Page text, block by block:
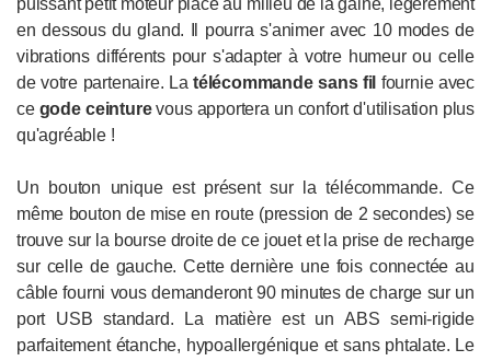
puissant petit moteur placé au milieu de la gaine, légèrement
en dessous du gland. Il pourra s'animer avec 10 modes de
vibrations différents pour s'adapter à votre humeur ou celle
de votre partenaire. La télécommandesans fil fournie avec
ce gode ceinturevous apportera un confort d'utilisation plus
qu'agréable !
Un bouton unique est présent sur la télécommande. Ce
même bouton de mise en route (pression de 2 secondes) se
trouve sur la bourse droite de ce jouet et la prise de recharge
sur celle de gauche. Cette dernière une fois connectée au
câble fourni vous demanderont 90 minutes de charge sur un
port USB standard. La matière est un ABS semi-rigide
parfaitement étanche, hypoallergénique et sans phtalate. Le